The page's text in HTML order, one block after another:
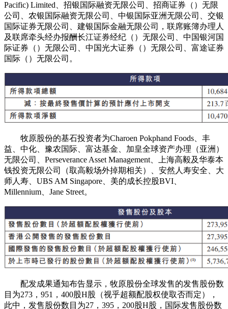
Pacific) Limited、招银国际融资无限公司、招商证券（）无限
公司、农银国际融资无限公司、中银国际亚洲无限公司、交银
国际证券无限公司、建银国际金融无限公司，联席账簿办理人
及联席牵头经办报酬长江证券经纪（）无限公司、中国银河国
际证券（）无限公司、中国光大证券（）无限公司、富途证券
国际（）无限公司。
牧原股份的基石投资者为Charoen Pokphand Foods、丰
益、中化、豫农国际、富达基金、加皇全球资产办理（亚洲）
无限公司、Perseverance Asset Management、上海高毅及华泰本
钱投资无限公司（取高毅场外掉期相关）、安然人寿安全、大
师人寿、UBS AM Singapore、美的成长控股BVI、
Millennium、Jane Street。
配发成果通知布告显示，牧原股份全球发售的发售股份数
目为273，951，400股H股（视乎超额配股权使取否而定），
此中，发售股份数目为27，395，200股H股，国际发售股份数